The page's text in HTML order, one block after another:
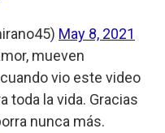
May 8, 2021
mueven
vio este video
toda la vida. Gracias
nunca más.